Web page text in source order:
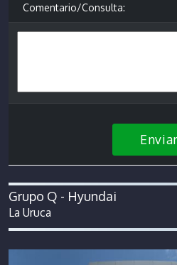
Comentario/Consulta:
Grupo Q - Hyundai
La Uruca